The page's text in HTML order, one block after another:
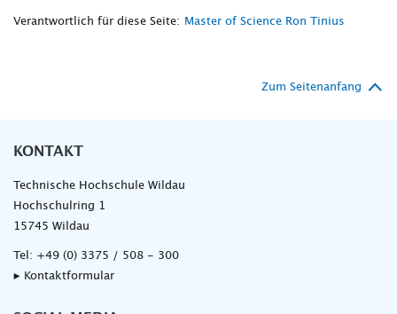
Verantwortlich für diese Seite: Master of Science Ron Tinius
Zum Seitenanfang
KONTAKT
Technische Hochschule Wildau
Hochschulring 1
15745 Wildau
Tel: +49 (0) 3375 / 508 - 300
▸ Kontaktformular